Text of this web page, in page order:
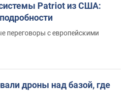
Patriot из США:
переговоры с европейскими
дроны над базой, где